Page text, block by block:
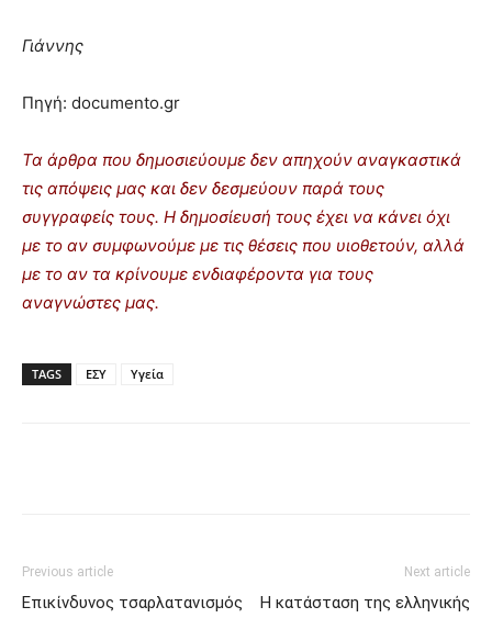
Γιάννης
Πηγή: documento.gr
Τα άρθρα που δημοσιεύουμε δεν απηχούν αναγκαστικά
τις απόψεις μας και δεν δεσμεύουν παρά τους
συγγραφείς τους. Η δημοσίευσή τους έχει να κάνει όχι
με το αν συμφωνούμε με τις θέσεις που υιοθετούν, αλλά
με το αν τα κρίνουμε ενδιαφέροντα για τους
αναγνώστες μας.
TAGS ΕΣΥ Υγεία
Previous article
Επικίνδυνος τσαρλατανισμός
Next article
Η κατάσταση της ελληνικής